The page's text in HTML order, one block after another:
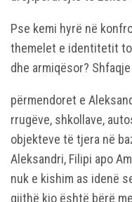
Pse kemi hyrë në
themelet e identitetit
dhe armiqësor?
përmendoret e
rrugëve, shkollave,
objekteve të tjera në
Aleksandri, Filipi apo
nuk e kishim as idenë
gjithë kjo është bërë